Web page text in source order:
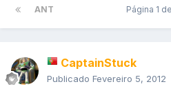
ANT Página 1
CaptainStuck
Publicado Fevereiro 5, 2012